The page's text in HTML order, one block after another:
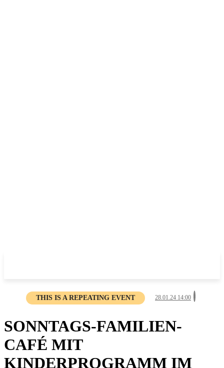
THIS IS A REPEATING EVENT 28.01.24 14:00
SONNTAGS-FAMILIEN-
CAFÉ MIT
KINDERPROGRAMM IM